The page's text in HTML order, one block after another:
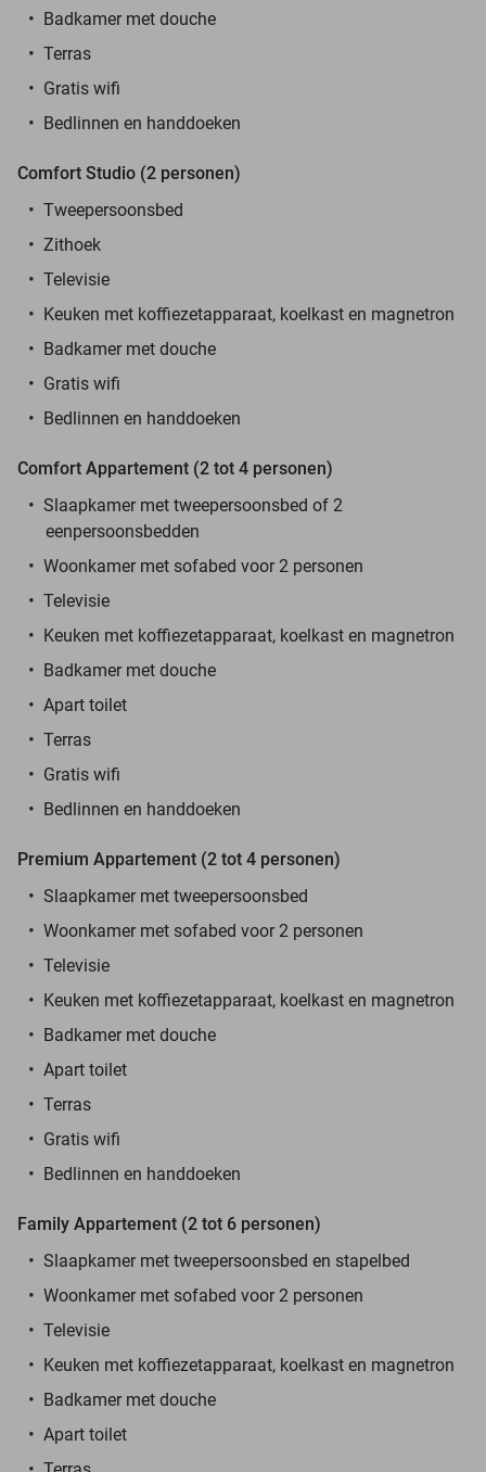
Badkamer met douche
Terras
Gratis wifi
Bedlinnen en handdoeken
Comfort Studio (2 personen)
Tweepersoonsbed
Zithoek
Televisie
Keuken met koffiezetapparaat, koelkast en magnetron
Badkamer met douche
Gratis wifi
Bedlinnen en handdoeken
Comfort Appartement (2 tot 4 personen)
Slaapkamer met tweepersoonsbed of 2
eenpersoonsbedden
Woonkamer met sofabed voor 2 personen
Televisie
Keuken met koffiezetapparaat, koelkast en magnetron
Badkamer met douche
Apart toilet
Terras
Gratis wifi
Bedlinnen en handdoeken
Premium Appartement (2 tot 4 personen)
Slaapkamer met tweepersoonsbed
Woonkamer met sofabed voor 2 personen
Televisie
Keuken met koffiezetapparaat, koelkast en magnetron
Badkamer met douche
Apart toilet
Terras
Gratis wifi
Bedlinnen en handdoeken
Family Appartement (2 tot 6 personen)
Slaapkamer met tweepersoonsbed en stapelbed
Woonkamer met sofabed voor 2 personen
Televisie
Keuken met koffiezetapparaat, koelkast en magnetron
Badkamer met douche
Apart toilet